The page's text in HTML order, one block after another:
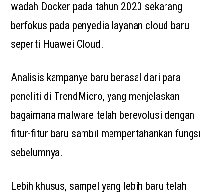
wadah Docker pada tahun 2020 sekarang
berfokus pada penyedia layanan cloud baru
seperti Huawei Cloud.
Analisis kampanye baru berasal dari para
peneliti di TrendMicro, yang menjelaskan
bagaimana malware telah berevolusi dengan
fitur-fitur baru sambil mempertahankan fungsi
sebelumnya.
Lebih khusus, sampel yang lebih baru telah